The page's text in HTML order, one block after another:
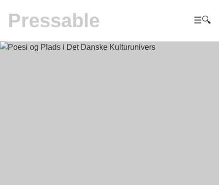
Pressable ☰🔍